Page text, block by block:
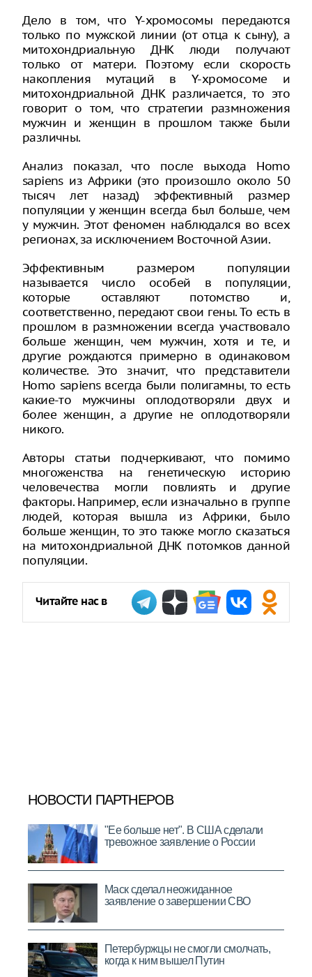
Дело в том, что Y-хромосомы передаются
только по мужской линии (от отца к сыну), а
митохондриальную ДНК люди получают
только от матери. Поэтому если скорость
накопления мутаций в Y-хромосоме и
митохондриальной ДНК различается, то это
говорит о том, что стратегии размножения
мужчин и женщин в прошлом также были
различны.
Анализ показал, что после выхода Homo
sapiens из Африки (это произошло около 50
тысяч лет назад) эффективный размер
популяции у женщин всегда был больше, чем
у мужчин. Этот феномен наблюдался во всех
регионах, за исключением Восточной Азии.
Эффективным размером популяции
называется число особей в популяции,
которые оставляют потомство и,
соответственно, передают свои гены. То есть в
прошлом в размножении всегда участвовало
больше женщин, чем мужчин, хотя и те, и
другие рождаются примерно в одинаковом
количестве. Это значит, что представители
Homo sapiens всегда были полигамны, то есть
какие-то мужчины оплодотворяли двух и
более женщин, а другие не оплодотворяли
никого.
Авторы статьи подчеркивают, что помимо
многоженства на генетическую историю
человечества могли повлиять и другие
факторы. Например, если изначально в группе
людей, которая вышла из Африки, было
больше женщин, то это также могло сказаться
на митохондриальной ДНК потомков данной
популяции.
Читайте нас в